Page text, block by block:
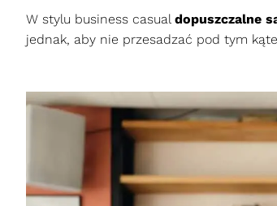
W stylu business casualdopuszczalne
jednak, aby nie przesadzać pod tym